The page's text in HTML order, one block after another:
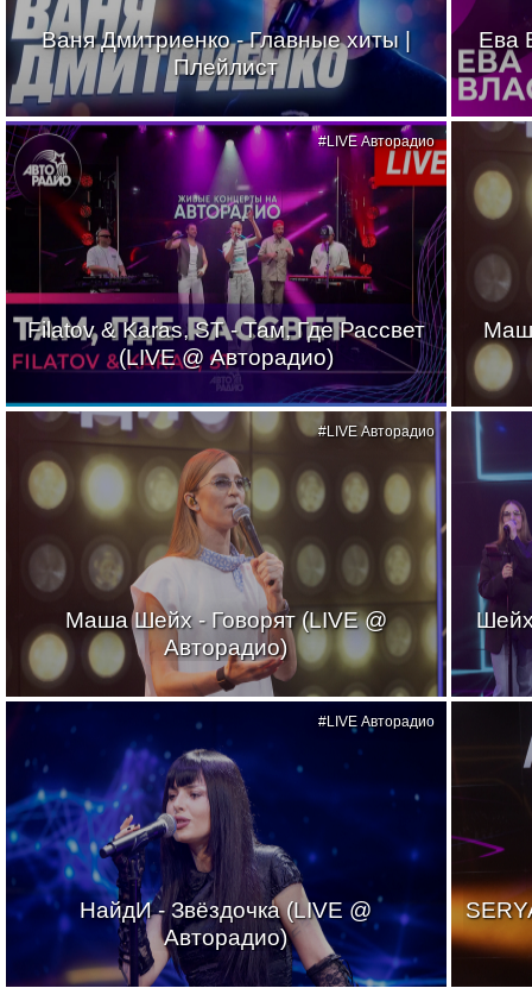
Ваня Дмитриенко - Главные хиты |
Плейлист
Ева
Filatov & Karas, ST - Там, Где Рассвет
(LIVE @ Авторадио)
#LIVE Авторадио
Маша Шейх - Говорят (LIVE @
Авторадио)
#LIVE Авторадио
НайдИ - Звёздочка (LIVE @
Авторадио)
#LIVE Авторадио